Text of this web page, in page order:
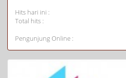
Hits hari ini :
Total hits :
Pengunjung Online :